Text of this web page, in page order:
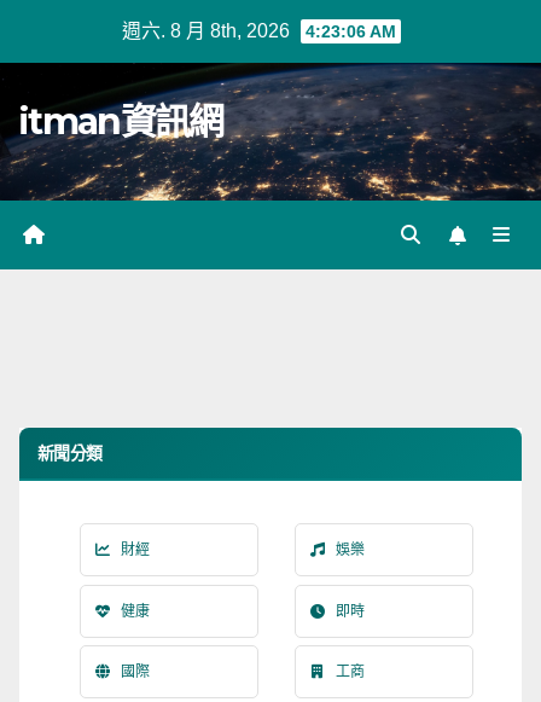
週六. 8 月 8th, 2026 4:23:06 AM
itman資訊網
新聞分類
財經 娛樂
健康 即時
國際 工商